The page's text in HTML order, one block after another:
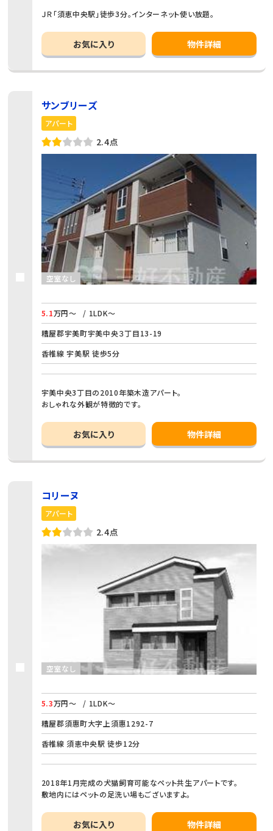
ＪＲ「須恵中央駅」徒歩3分。インターネット使い放題。
お気に入り 物件詳細
サンブリーズ
アパート
2.4点
空室なし
5.1万円～
/ 1LDK～
糟屋郡宇美町宇美中央３丁目13-19
香椎線 宇美駅 徒歩5分
宇美中央3丁目の2010年築木造アパート。
おしゃれな外観が特徴的です。
お気に入り 物件詳細
コリーヌ
アパート
2.4点
空室なし
5.3万円～
/ 1LDK～
糟屋郡須惠町大字上須惠1292-7
香椎線 須恵中央駅 徒歩12分
2018年1月完成の犬猫飼育可能なペット共生アパートです。
敷地内にはペットの足洗い場もございますよ。
お気に入り 物件詳細